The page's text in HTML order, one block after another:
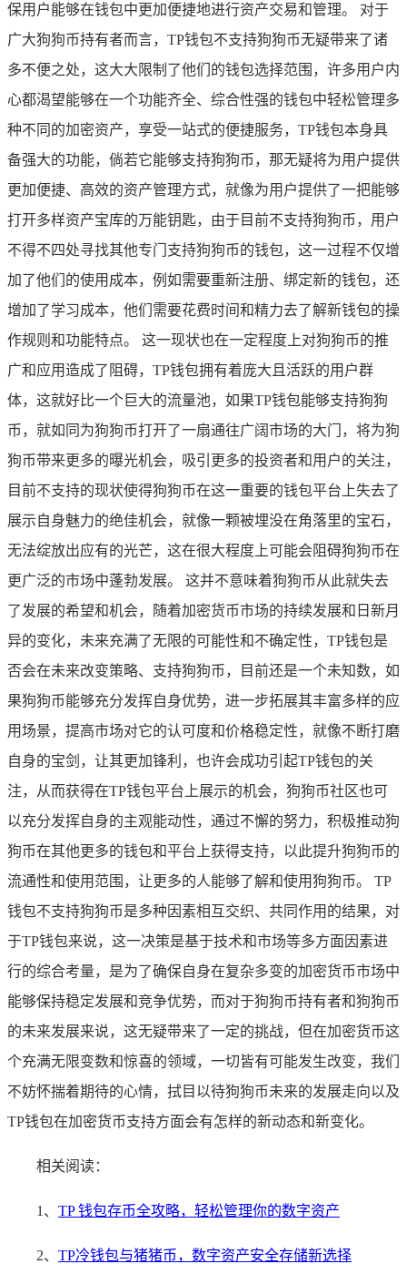
保用户能够在钱包中更加便捷地进行资产交易和管理。 对于
广大狗狗币持有者而言，TP钱包不支持狗狗币无疑带来了诸
多不便之处，这大大限制了他们的钱包选择范围，许多用户内
心都渴望能够在一个功能齐全、综合性强的钱包中轻松管理多
种不同的加密资产，享受一站式的便捷服务，TP钱包本身具
备强大的功能，倘若它能够支持狗狗币，那无疑将为用户提供
更加便捷、高效的资产管理方式，就像为用户提供了一把能够
打开多样资产宝库的万能钥匙，由于目前不支持狗狗币，用户
不得不四处寻找其他专门支持狗狗币的钱包，这一过程不仅增
加了他们的使用成本，例如需要重新注册、绑定新的钱包，还
增加了学习成本，他们需要花费时间和精力去了解新钱包的操
作规则和功能特点。 这一现状也在一定程度上对狗狗币的推
广和应用造成了阻碍，TP钱包拥有着庞大且活跃的用户群
体，这就好比一个巨大的流量池，如果TP钱包能够支持狗狗
币，就如同为狗狗币打开了一扇通往广阔市场的大门，将为狗
狗币带来更多的曝光机会，吸引更多的投资者和用户的关注，
目前不支持的现状使得狗狗币在这一重要的钱包平台上失去了
展示自身魅力的绝佳机会，就像一颗被埋没在角落里的宝石，
无法绽放出应有的光芒，这在很大程度上可能会阻碍狗狗币在
更广泛的市场中蓬勃发展。 这并不意味着狗狗币从此就失去
了发展的希望和机会，随着加密货币市场的持续发展和日新月
异的变化，未来充满了无限的可能性和不确定性，TP钱包是
否会在未来改变策略、支持狗狗币，目前还是一个未知数，如
果狗狗币能够充分发挥自身优势，进一步拓展其丰富多样的应
用场景，提高市场对它的认可度和价格稳定性，就像不断打磨
自身的宝剑，让其更加锋利，也许会成功引起TP钱包的关
注，从而获得在TP钱包平台上展示的机会，狗狗币社区也可
以充分发挥自身的主观能动性，通过不懈的努力，积极推动狗
狗币在其他更多的钱包和平台上获得支持，以此提升狗狗币的
流通性和使用范围，让更多的人能够了解和使用狗狗币。 TP
钱包不支持狗狗币是多种因素相互交织、共同作用的结果，对
于TP钱包来说，这一决策是基于技术和市场等多方面因素进
行的综合考量，是为了确保自身在复杂多变的加密货币市场中
能够保持稳定发展和竞争优势，而对于狗狗币持有者和狗狗币
的未来发展来说，这无疑带来了一定的挑战，但在加密货币这
个充满无限变数和惊喜的领域，一切皆有可能发生改变，我们
不妨怀揣着期待的心情，拭目以待狗狗币未来的发展走向以及
TP钱包在加密货币支持方面会有怎样的新动态和新变化。
相关阅读：
1、 TP 钱包存币全攻略，轻松管理你的数字资产
2、 TP冷钱包与猪猪币，数字资产安全存储新选择